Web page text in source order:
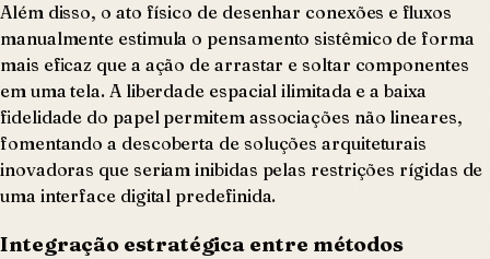
Além disso, o ato físico de desenhar conexões e fluxos
manualmente estimula o pensamento sistêmico de forma
mais eficaz que a ação de arrastar e soltar componentes
em uma tela. A liberdade espacial ilimitada e a baixa
fidelidade do papel permitem associações não lineares,
fomentando a descoberta de soluções arquiteturais
inovadoras que seriam inibidas pelas restrições rígidas de
uma interface digital predefinida.
Integração estratégica entre métodos